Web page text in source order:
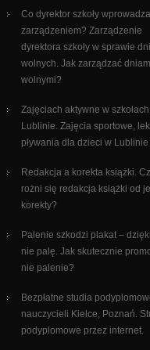
Co dyrektor szkoły wprowadza
zarządzeniem? Zarządzenie
dyrektora szkoły w sprawie dni
wolnych. Jak zarządzać
wolnymi?
Zajęciach aktywne w
Lublinie. Zajęcia sportowe,
pływania dla dzieci w Lublinie
Redakcja a korekta książki.
rożni się redakcja książki od
korekty?
Palenie szkodzi plakat –
nie palę. Jak skutecznie
nie palenie?
Bezpłatne studia
nauczycieli Kielce, Poznań.
podyplomowe przez internet.